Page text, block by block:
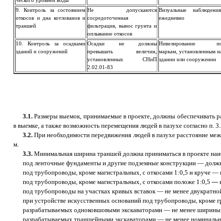
9. Контроль за состоянием
откосов и дна котлованов и
траншей
Не допускаются
сосредоточенная
фильтрация, вынос грунта и
оплывание откосов
Визуальные
ежедневно
10. Контроль за осадками
зданий и сооружений
Осадки не должны
превышать величин,
установленных СНиП
2.02.01-83
Нивелирование
маркам, установленным
здании или сооружении
3.1. Размеры выемок, принимаемые в проекте, должны обеспечивать
в выемке, а также возможность перемещения людей в пазухе согласно
3.2. При необходимости передвижения людей в пазухе расстояние
м.
3.3. Минимальная ширина траншей должна приниматься в проекте
под ленточные фундаменты и другие подземные конструкции —
под трубопроводы, кроме магистральных, с откосами 1:0,5 и круче —
под трубопроводы, кроме магистральных, с откосами положе 1:0,5 —
под трубопроводы на участках кривых вставок — не менее
при устройстве искусственных оснований под трубопроводы,
разрабатываемых одноковшовыми экскаваторами — не менее
разрабатываемых траншейными экскаваторами — не менее